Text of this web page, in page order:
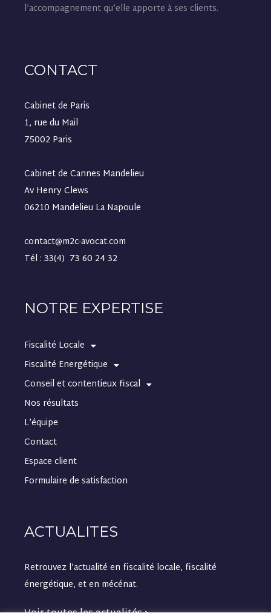
l’accompagnement qu’elle apporte à ses clients.
CONTACT
Cabinet de Paris
1, rue du Mail
75002 Paris
Cabinet de Cannes Mandelieu
Av Henry Clews
06210 Mandelieu La Napoule
contact@m2c-avocat.com
Tél : 33(4) 73 60 24 32
NOTRE EXPERTISE
Fiscalité Locale
Fiscalité Energétique
Conseil et contentieux fiscal
Nos résultats
L’équipe
Contact
Espace client
Formulaire de satisfaction
ACTUALITES
Retrouvez l’actualité en fiscalité locale, fiscalité
énergétique, et en mécénat.